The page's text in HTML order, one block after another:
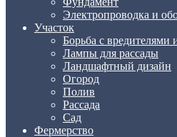
Электропроводка и
Участок
Борьба с вредителями
Лампы для рассады
Ландшафтный дизайн
Огород
Полив
Рассада
Сад
Фермерство